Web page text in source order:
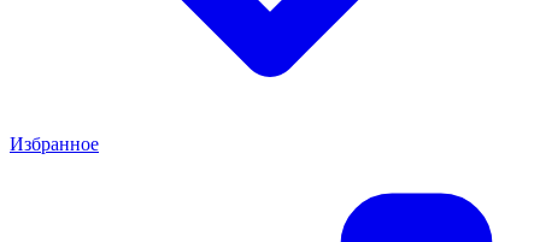
Избранное